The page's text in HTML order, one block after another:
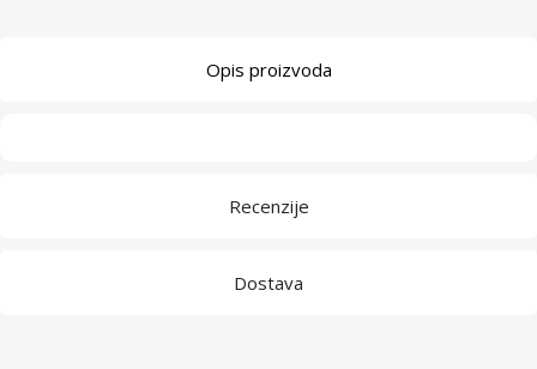
Opis proizvoda
Recenzije
Dostava